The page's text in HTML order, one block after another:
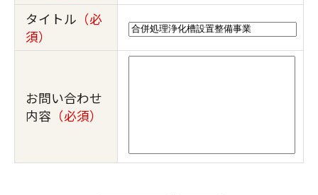
タイトル （必
須）
お問い合わせ
内容 （必須）